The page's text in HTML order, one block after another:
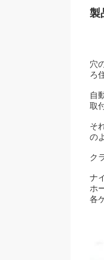
製
穴
ろ
自
取
そ
の
ク
ナ
ホ
各